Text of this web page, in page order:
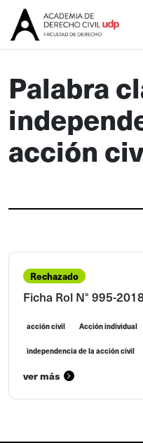
Palabra
acción
Rechazado
Ficha Rol N° 995-2018
acción civil Acción individual
independencia de la acción civil
ver más